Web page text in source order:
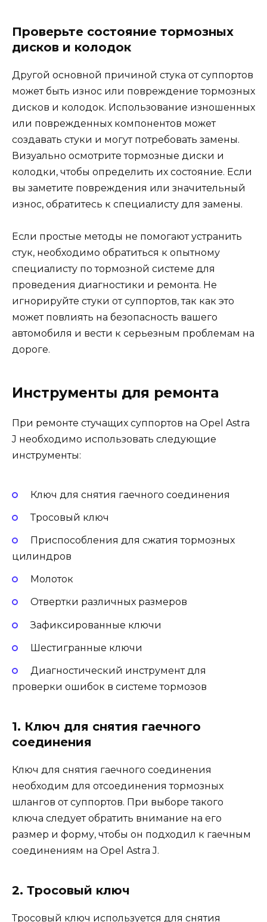
Проверьте состояние тормозных
дисков и колодок
Другой основной причиной стука от суппортов
может быть износ или повреждение тормозных
дисков и колодок. Использование изношенных
или поврежденных компонентов может
создавать стуки и могут потребовать замены.
Визуально осмотрите тормозные диски и
колодки, чтобы определить их состояние. Если
вы заметите повреждения или значительный
износ, обратитесь к специалисту для замены.
Если простые методы не помогают устранить
стук, необходимо обратиться к опытному
специалисту по тормозной системе для
проведения диагностики и ремонта. Не
игнорируйте стуки от суппортов, так как это
может повлиять на безопасность вашего
автомобиля и вести к серьезным проблемам на
дороге.
Инструменты для ремонта
При ремонте стучащих суппортов на Opel Astra
J необходимо использовать следующие
инструменты:
Ключ для снятия гаечного соединения
Тросовый ключ
Приспособления для сжатия тормозных
цилиндров
Молоток
Отвертки различных размеров
Зафиксированные ключи
Шестигранные ключи
Диагностический инструмент для
проверки ошибок в системе тормозов
1. Ключ для снятия гаечного
соединения
Ключ для снятия гаечного соединения
необходим для отсоединения тормозных
шлангов от суппортов. При выборе такого
ключа следует обратить внимание на его
размер и форму, чтобы он подходил к гаечным
соединениям на Opel Astra J.
2. Тросовый ключ
Тросовый ключ используется для снятия